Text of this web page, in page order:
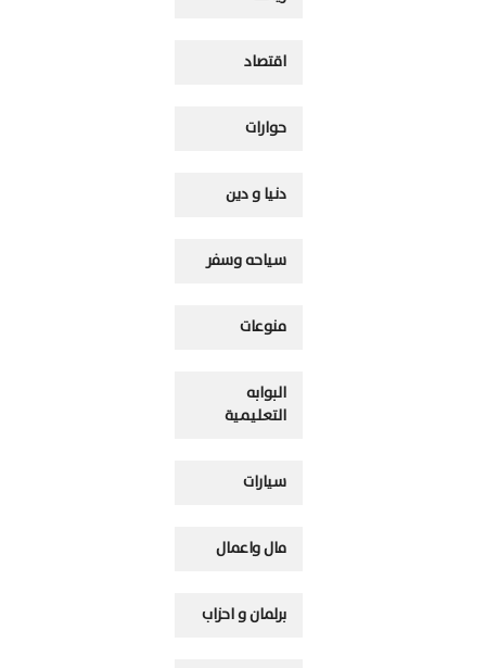
اقتصاد
حوارات
دنيا و دين
سياحه وسفر
منوعات
البوابه
التعليمية
سيارات
مال واعمال
برلمان و احزاب